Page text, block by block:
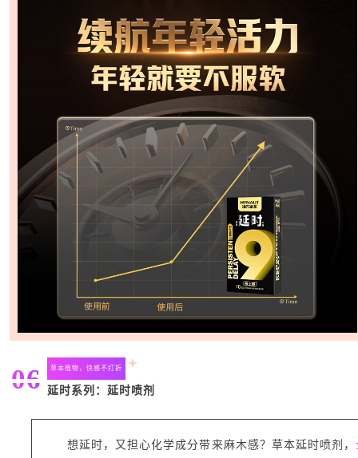
06 草本植物，快感不打折
延时系列：延时喷剂
想延时，又担心化学成分带来麻木感？草本延时喷剂，